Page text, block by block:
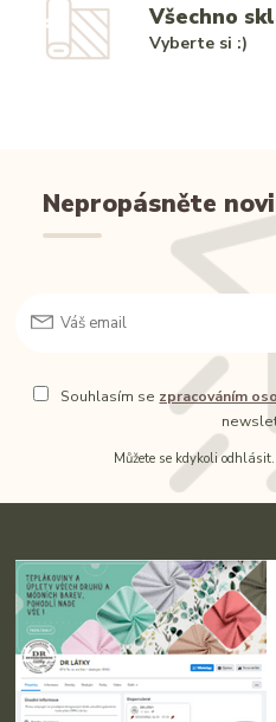
Všechno
Vyberte si :)
Nepropásněte
Souhlasím se zpracováním
Můžete se kdykoli